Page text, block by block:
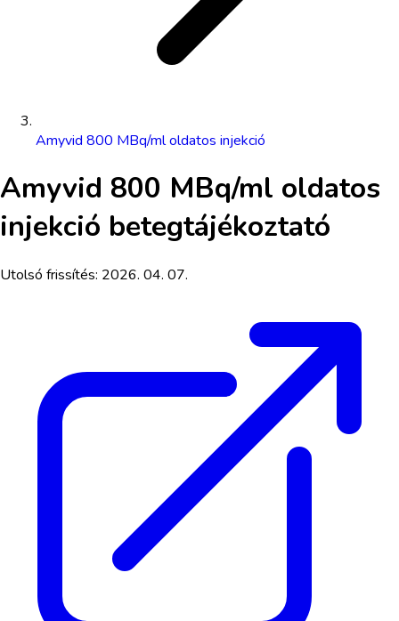
Amyvid 800 MBq/ml oldatos injekció
Amyvid 800 MBq/ml oldatos
injekció betegtájékoztató
Utolsó frissítés: 2026. 04. 07.